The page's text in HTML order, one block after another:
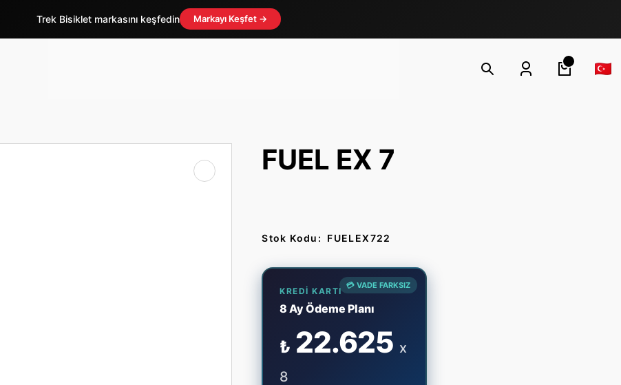
Trek Bisiklet markasını keşfedin Markayı Keşfet →
FUEL EX 7
Stok Kodu: FUELEX722
💳 VADE FARKSIZ
KREDI KARTI
8 Ay Ödeme Planı
₺ 22.625 x
8